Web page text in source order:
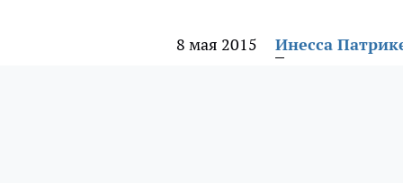
8 мая 2015 Инесса